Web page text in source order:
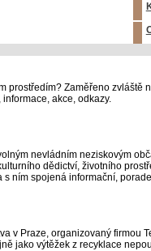
prostředím? Zaměřeno zvláště
akce, odkazy.
nevládním neziskovým
dědictví, životního
ním spojená informační,
v Praze, organizovaný firmou
jako výtěžek z recyklace